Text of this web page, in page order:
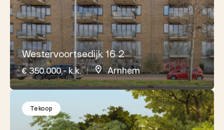
Westervoortsedijk 16 2
€ 350.000,- k.k. Arnhem
Te koop